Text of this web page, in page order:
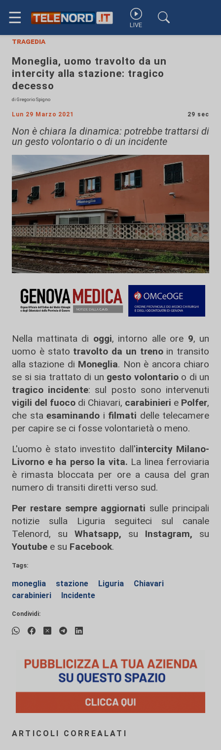
☰ LIVE
tragedia
Moneglia, uomo travolto da un
intercity alla stazione: tragico
decesso
di Gregorio Spigno
Lun 29 Marzo 2021 29 sec
Non è chiara la dinamica: potrebbe trattarsi di
un gesto volontario o di un incidente
Nella mattinata di oggi, intorno alle ore 9, un
uomo è stato travolto da un trenoin transito
alla stazione di Moneglia. Non è ancora chiaro
se si sia trattato di un gesto volontarioo di un
tragico incidente: sul posto sono intervenuti
vigili del fuoco di Chiavari, carabinieri e Polfer,
che sta esaminando i filmati delle telecamere
per capire se ci fosse volontarietà o meno.
L'uomo è stato investito dall'intercity Milano-
Livorno e ha perso la vita. La linea ferroviaria
è rimasta bloccata per ore a causa del gran
numero di transiti diretti verso sud.
Per restare sempre aggiornati sulle principali
notizie sulla Liguria seguiteci sul canale
Telenord, su
Whatsapp, su Instagram, su
Youtube e su Facebook.
Tags:
moneglia stazione Liguria
Chiavari
carabinieri
Incidente
Condividi:
ARTICOLI CORREALATI